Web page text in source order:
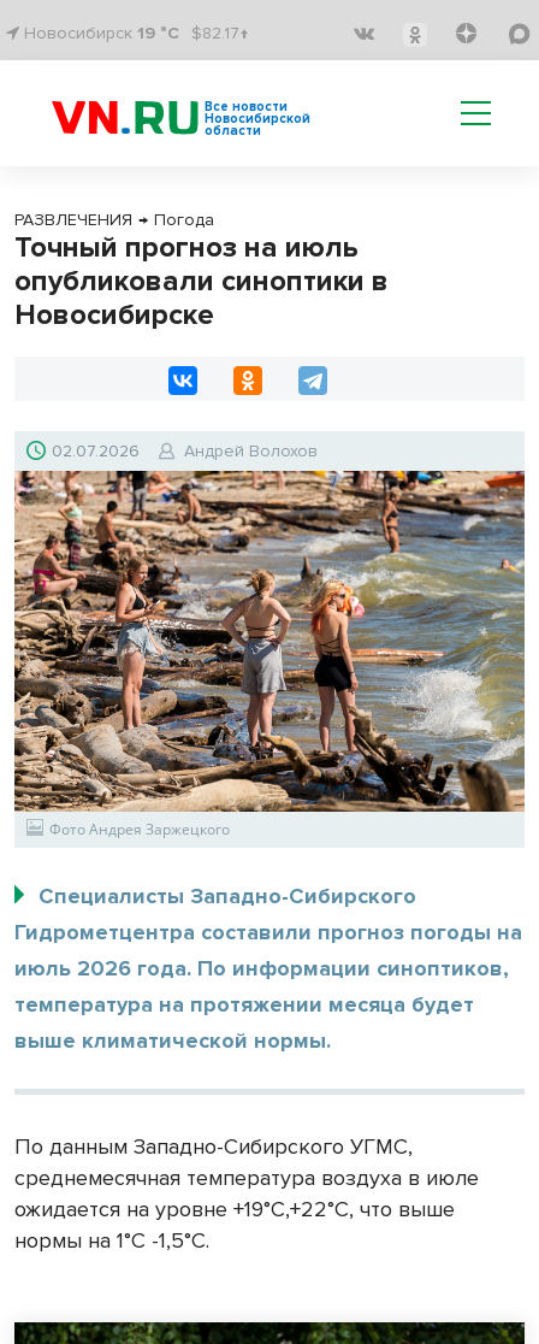
Новосибирск 19 °C $82.17↑
Все новости
Новосибирской
области
РАЗВЛЕЧЕНИЯ → Погода
Точный прогноз на июль
опубликовали синоптики в
Новосибирске
02.07.2026 Андрей Волохов
Фото Андрея Заржецкого
Специалисты Западно-Сибирского
Гидрометцентра составили прогноз погоды на
июль 2026 года. По информации синоптиков,
температура на протяжении месяца будет
выше климатической нормы.
По данным Западно-Сибирского УГМС,
среднемесячная температура воздуха в июле
ожидается на уровне +19°С,+22°С, что выше
нормы на 1°С -1,5°С.